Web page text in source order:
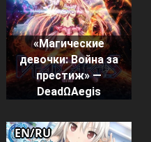
«Магические
девочки: Война за
престиж» —
DeadΩAegis
EN/RU